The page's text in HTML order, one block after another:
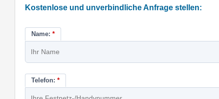
Kostenlose und unverbindliche Anfrage stellen:
Name: *
Telefon: *